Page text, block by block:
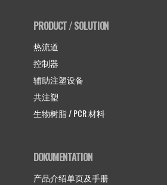
PRODUCT / SOLUTION
热流道
控制器
辅助注塑设备
共注塑
生物树脂 / PCR 材料
DOKUMENTATION
产品介绍单页及手册